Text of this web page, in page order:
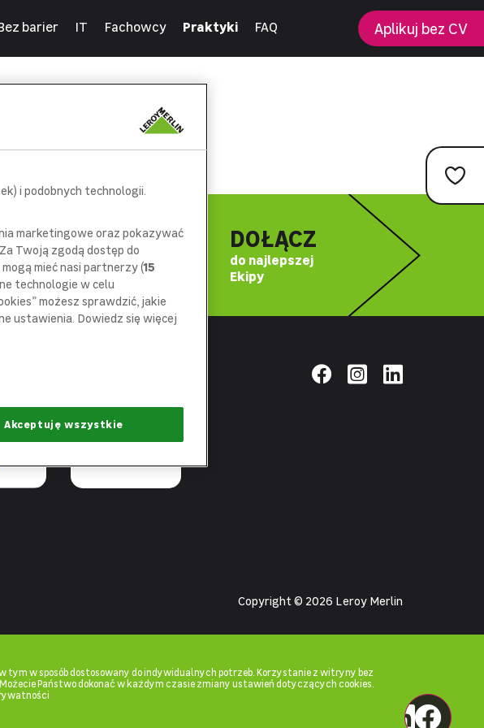
barier IT Fachowcy Praktyki FAQ Aplikuj bez CV
SIĘ DOŁĄCZ
do najlepszej
Ekipy
Copyright © 2026 Leroy Merlin
w sposób dostosowany do indywidualnych potrzeb. Korzystanie z witryny bez
Państwo dokonać w każdym czasie zmiany ustawień dotyczących cookies.
i podobnych technologii.
marketingowe oraz pokazywać
Twoją zgodą dostęp do
mieć nasi partnerzy (15
technologie w celu
możesz sprawdzić, jakie
ustawienia. Dowiedz się więcej
Akceptuję wszystkie